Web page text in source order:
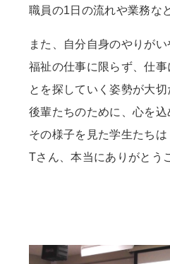
職員の1日の流れや業務な
また、自分自身のやりが
福祉の仕事に限らず、仕
とを探していく姿勢が大切
後輩たちのために、心を
その様子を見た学生たち
Tさん、本当にありがとう